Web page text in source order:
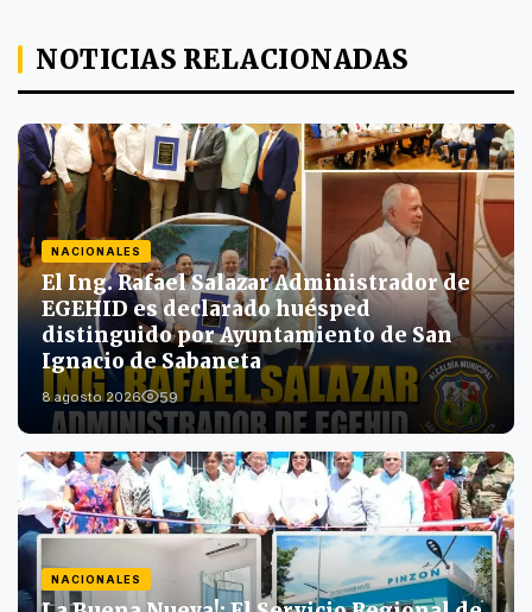
NOTICIAS RELACIONADAS
NACIONALES
El Ing. Rafael Salazar Administrador de
EGEHID es declarado huésped
distinguido por Ayuntamiento de San
Ignacio de Sabaneta
8 agosto 2026 59
NACIONALES